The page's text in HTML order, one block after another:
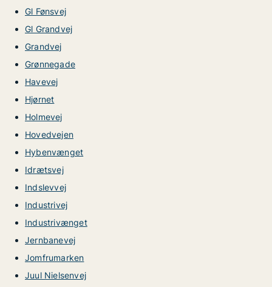
Gl Fønsvej
Gl Grandvej
Grandvej
Grønnegade
Havevej
Hjørnet
Holmevej
Hovedvejen
Hybenvænget
Idrætsvej
Indslevvej
Industrivej
Industrivænget
Jernbanevej
Jomfrumarken
Juul Nielsenvej